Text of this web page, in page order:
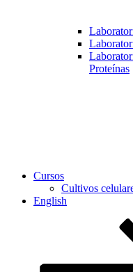
Proteínas
Cursos
Cultivos
English